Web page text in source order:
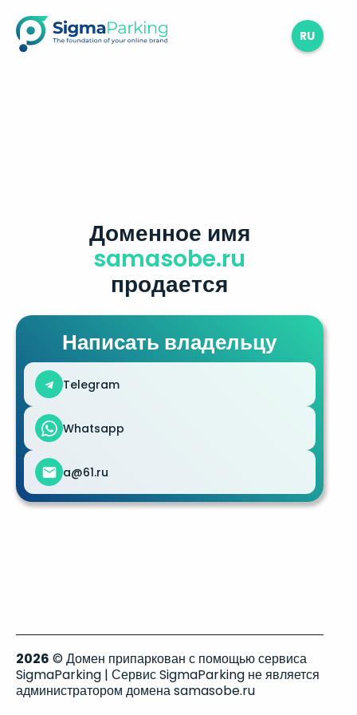
RU
Доменное имя
samasobe.ru
продается
Написать владельцу
Telegram
Whatsapp
a@61.ru
2026 © Домен припаркован с помощью сервиса
SigmaParking | Сервис SigmaParking не является
администратором домена samasobe.ru